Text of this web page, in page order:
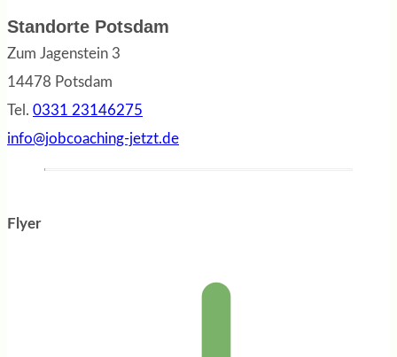
Standorte Potsdam
Zum Jagenstein 3
14478 Potsdam
Tel. 0331 23146275
info@jobcoaching-jetzt.de
Flyer